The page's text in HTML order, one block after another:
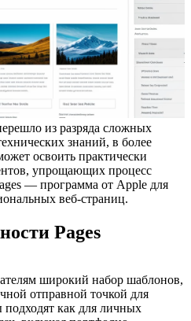
из разряда сложных
знаний, в более
освоить практически
упрощающих процесс
— программа от Apple для
веб-страниц.
Pages
широкий набор шаблонов,
отправной точкой для
как для личных